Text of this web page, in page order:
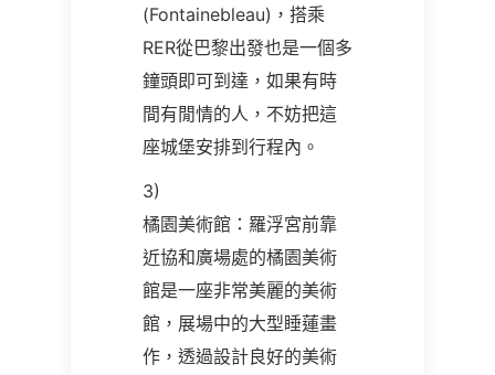
(Fontainebleau)，搭乘
RER從巴黎出發也是一個多
鐘頭即可到達，如果有時
間有閒情的人，不妨把這
座城堡安排到行程內。
3)
橘園美術館：羅浮宮前靠
近協和廣場處的橘園美術
館是一座非常美麗的美術
館，展場中的大型睡蓮畫
作，透過設計良好的美術